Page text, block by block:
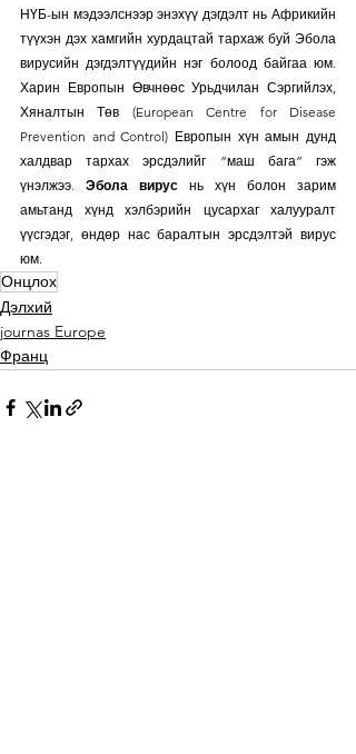
НҮБ-ын мэдээлснээр энэхүү дэгдэлт нь Африкийн
түүхэн дэх хамгийн хурдацтай тархаж буй Эбола
вирусийн дэгдэлтүүдийн нэг болоод байгаа юм.
Харин Европын Өвчнөөс Урьдчилан Сэргийлэх,
Хяналтын Төв (European Centre for Disease
Prevention and Control) Европын хүн амын дунд
халдвар тархах эрсдэлийг “маш бага” гэж
үнэлжээ. Эбола вирус нь хүн болон зарим
амьтанд хүнд хэлбэрийн цусархаг халууралт
үүсгэдэг, өндөр нас баралтын эрсдэлтэй вирус
юм.
Онцлох
Дэлхий
journas Europe
Франц